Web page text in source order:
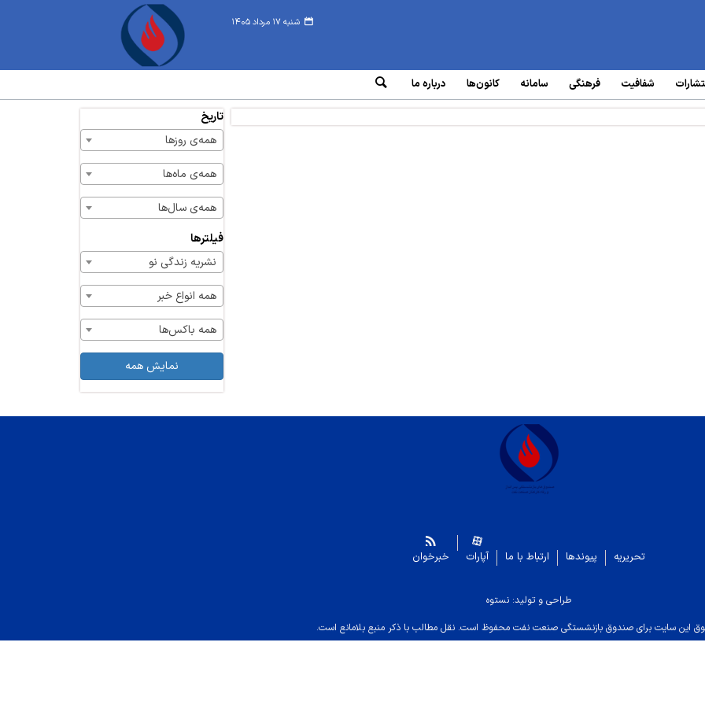
شنبه ۱۷ مرداد ۱۴۰۵
شفافیت فرهنگی سامانه‌ کانون‌ها درباره ما
تاریخ
همه‌ی روزها
همه‌ی ماه‌ها
همه‌ی سال‌ها
فیلترها
نشریه زندگی نو
همه انواع خبر
همه باکس‌ها
نمایش همه
تحریریه پیوندها ارتباط با ما آپارات خبرخوان
طراحی و تولید: نستوه
این سایت برای صندوق بازنشستگی صنعت نفت محفوظ است. نقل مطالب با ذکر منبع بلامانع است.